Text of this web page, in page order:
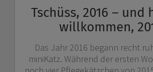
Tschüss, 2016 – und
willkommen,
Das Jahr 2016 begann recht
miniKatz. Während der ersten